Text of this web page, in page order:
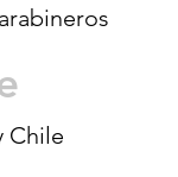
Chile